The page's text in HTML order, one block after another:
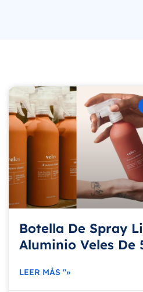
Botella De Spray
Aluminio Veles De
LEER MÁS "»